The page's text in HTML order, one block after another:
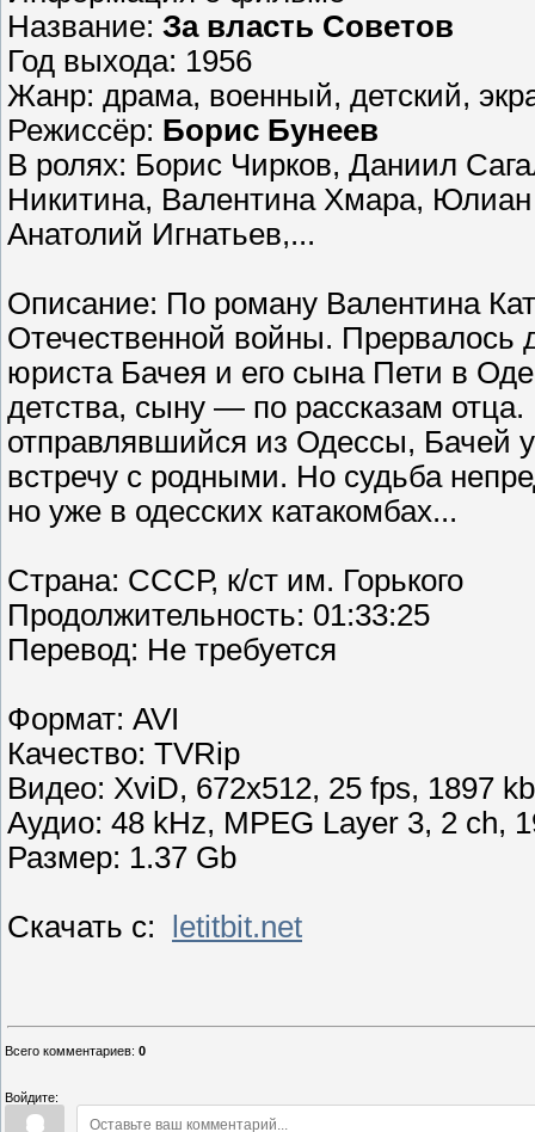
Название: За власть Советов
Год выхода: 1956
Жанр: драма, военный, детский,
Режиссёр: Борис Бунеев
В ролях: Борис Чирков, Даниил
Никитина, Валентина Хмара,
Анатолий Игнатьев,...
Описание: По роману Валентина
Отечественной войны. Прервалось
юриста Бачея и его сына Пети в
детства, сыну — по рассказам
отправлявшийся из Одессы, Бачей
встречу с родными. Но судьба
но уже в одесских катакомбах...
Страна: СССР, к/ст им. Горького
Продолжительность: 01:33:25
Перевод: Не требуется
Формат: AVI
Качество: TVRip
Видео: XviD, 672x512, 25 fps, 1897
Аудио: 48 kHz, MPEG Layer 3, 2 ch,
Размер: 1.37 Gb
Скачать с: letitbit.net
Всего комментариев: 0
Войдите: